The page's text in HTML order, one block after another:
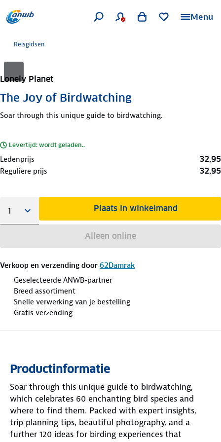
Menu
Reisgidsen
Lonely Planet
The Joy of Birdwatching
Soar through this unique guide to birdwatching.
Levertijd: wordt geladen..
Ledenprijs 32,95
Reguliere prijs 32,95
Plaats in winkelmand
Alleen online
Verkoop en verzending door 62Damrak
Geselecteerde ANWB-partner
Breed assortiment
Snelle verwerking van je bestelling
Gratis verzending
Productinformatie
Soar through this unique guide to birdwatching,
which celebrates 60 enchanting bird species and
where to find them. Packed with expert insights,
trip planning tips, beautiful photography, and a
further 120 ideas for birding experiences that